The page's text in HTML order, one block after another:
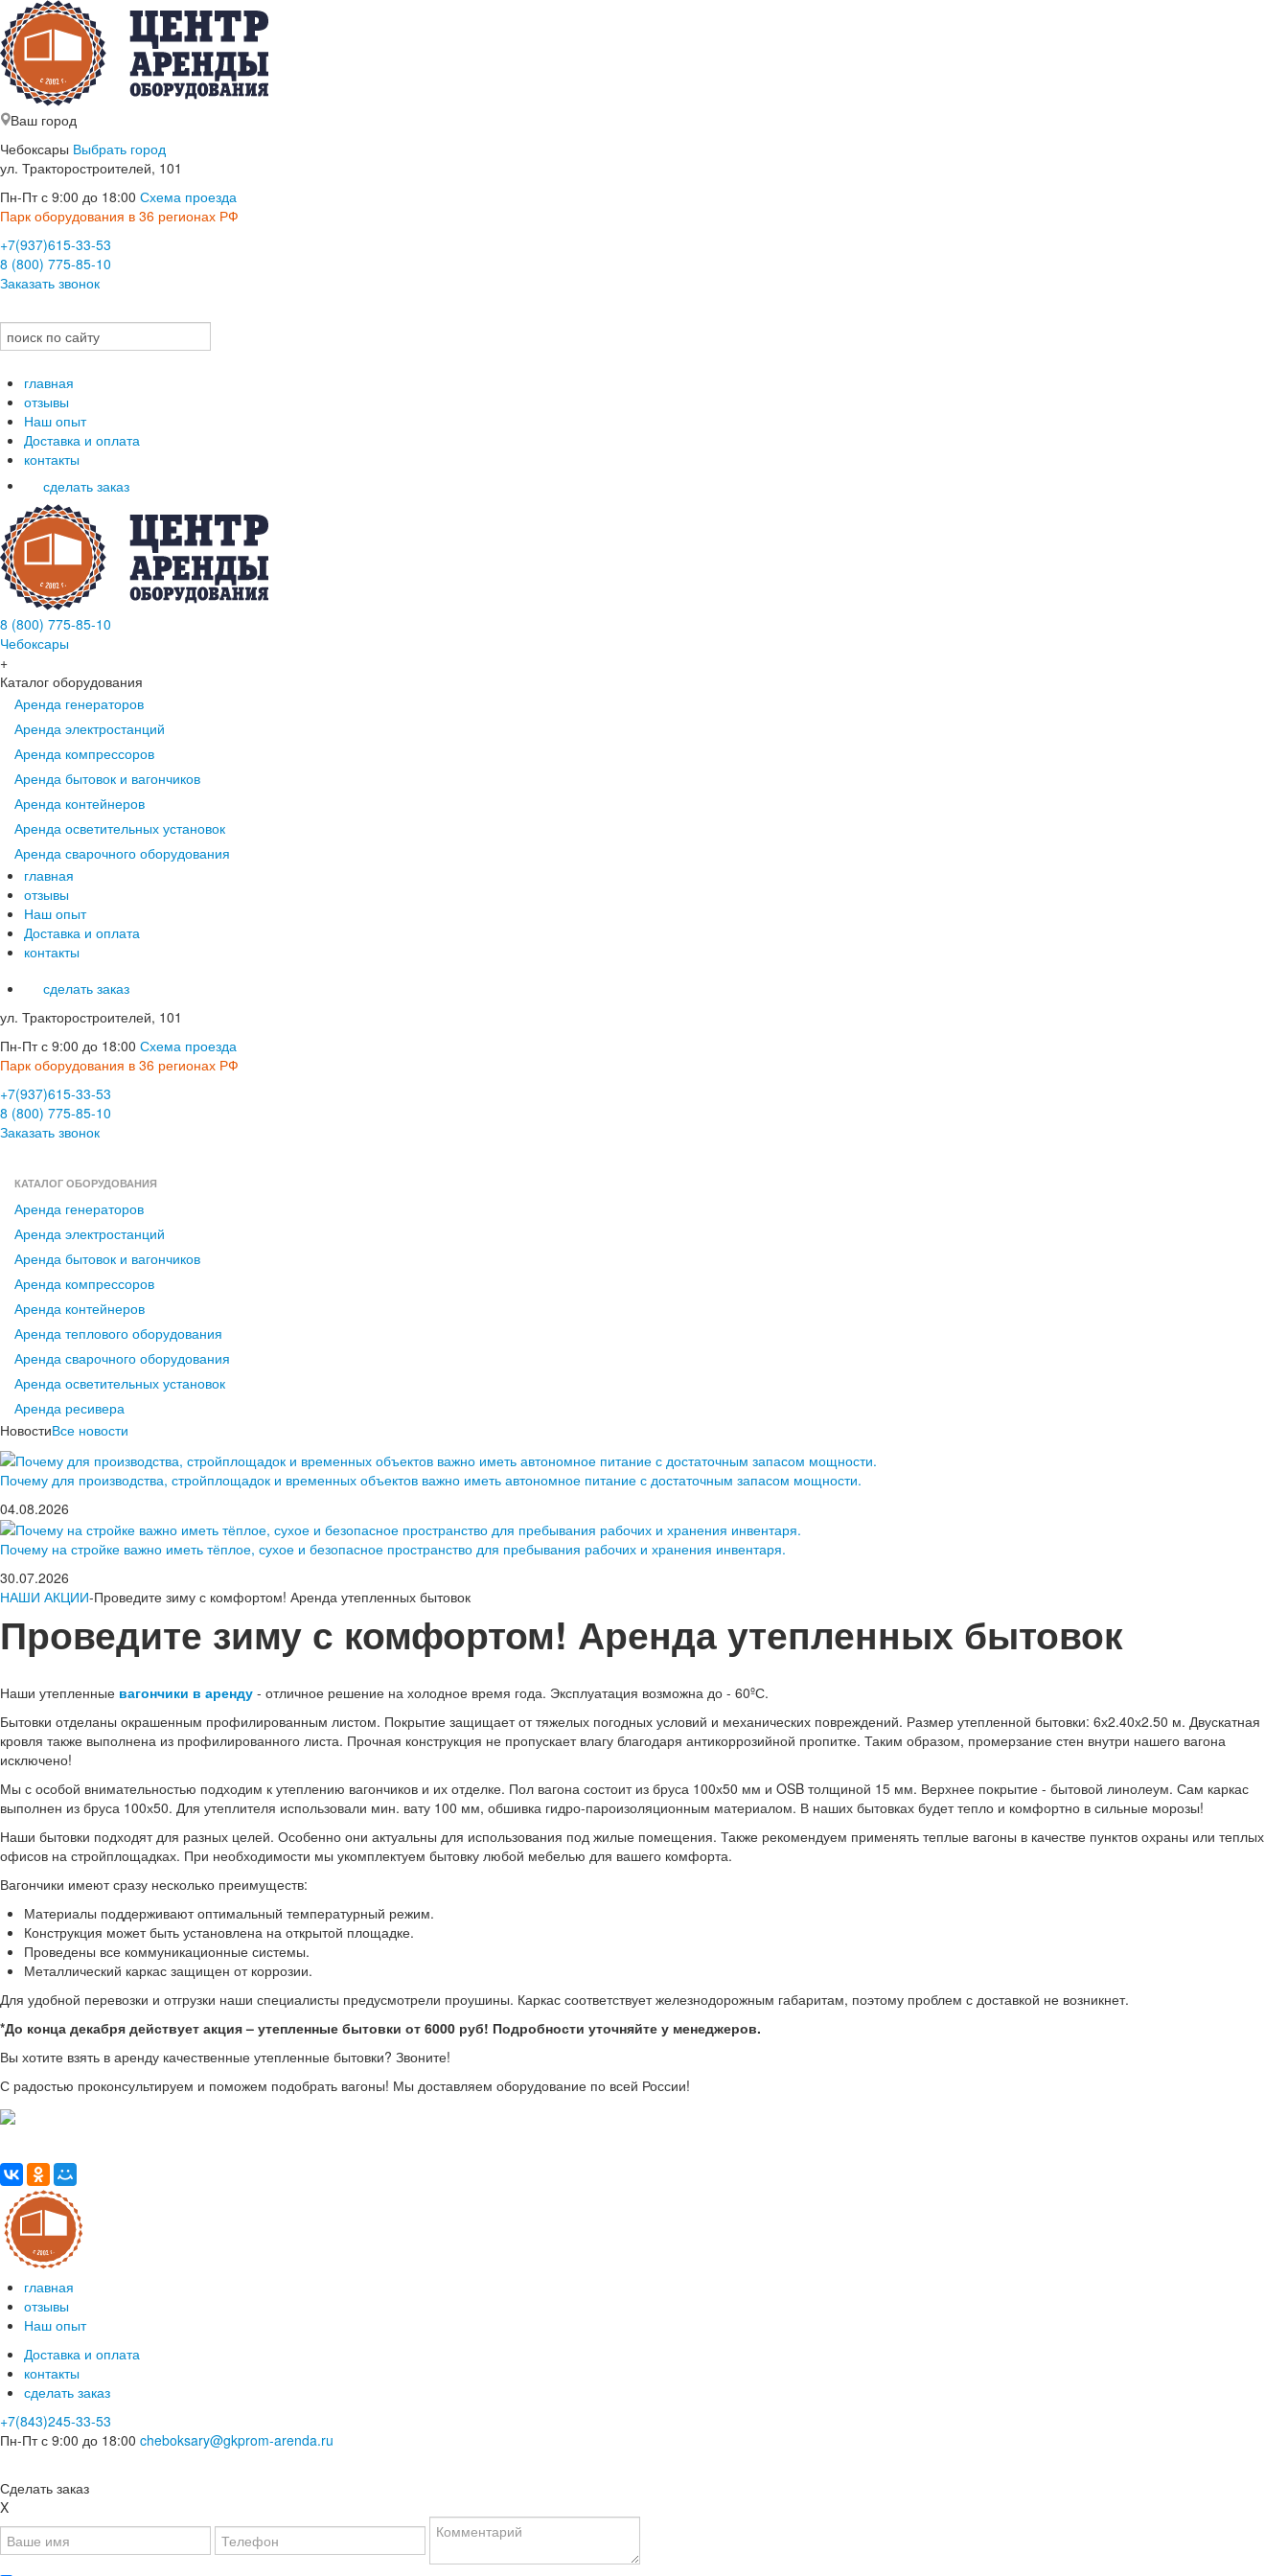
Ваш город
Чебоксары Выбрать город
ул. Тракторостроителей, 101
Пн-Пт с 9:00 до 18:00 Схема проезда
Парк оборудования в 36 регионах РФ
+7(937)615-33-53
8 (800) 775-85-10
Заказать звонок
главная
отзывы
Наш опыт
Доставка и оплата
контакты
сделать заказ
8 (800) 775-85-10
Чебоксары
+
Каталог оборудования
Аренда генераторов
Аренда электростанций
Аренда компрессоров
Аренда бытовок и вагончиков
Аренда контейнеров
Аренда осветительных установок
Аренда сварочного оборудования
главная
отзывы
Наш опыт
Доставка и оплата
контакты
сделать заказ
ул. Тракторостроителей, 101
Пн-Пт с 9:00 до 18:00 Схема проезда
Парк оборудования в 36 регионах РФ
+7(937)615-33-53
8 (800) 775-85-10
Заказать звонок
КАТАЛОГ ОБОРУДОВАНИЯ
Аренда генераторов
Аренда электростанций
Аренда бытовок и вагончиков
Аренда компрессоров
Аренда контейнеров
Аренда теплового оборудования
Аренда сварочного оборудования
Аренда осветительных установок
Аренда ресивера
НовостиВсе новости
Почему для производства, стройплощадок и временных объектов важно иметь автономное питание с достаточным запасом мощности.
04.08.2026
Почему на стройке важно иметь тёплое, сухое и безопасное пространство для пребывания рабочих и хранения инвентаря.
30.07.2026
НАШИ АКЦИИ-Проведите зиму с комфортом! Аренда утепленных бытовок
Проведите зиму с комфортом! Аренда утепленных бытовок
Наши утепленные вагончики в аренду - отличное решение на холодное время года. Эксплуатация возможна до - 60ºС.
Бытовки отделаны окрашенным профилированным листом. Покрытие защищает от тяжелых погодных условий и механических повреждений. Размер утепленной бытовки: 6х2.40х2.50 м. Двускатная
кровля также выполнена из профилированного листа. Прочная конструкция не пропускает влагу благодаря антикоррозийной пропитке. Таким образом, промерзание стен внутри нашего вагона
исключено!
Мы с особой внимательностью подходим к утеплению вагончиков и их отделке. Пол вагона состоит из бруса 100х50 мм и OSB толщиной 15 мм. Верхнее покрытие - бытовой линолеум. Сам каркас
выполнен из бруса 100х50. Для утеплителя использовали мин. вату 100 мм, обшивка гидро-пароизоляционным материалом. В наших бытовках будет тепло и комфортно в сильные морозы!
Наши бытовки подходят для разных целей. Особенно они актуальны для использования под жилые помещения. Также рекомендуем применять теплые вагоны в качестве пунктов охраны или теплых
офисов на стройплощадках. При необходимости мы укомплектуем бытовку любой мебелью для вашего комфорта.
Вагончики имеют сразу несколько преимуществ:
Материалы поддерживают оптимальный температурный режим.
Конструкция может быть установлена на открытой площадке.
Проведены все коммуникационные системы.
Металлический каркас защищен от коррозии.
Для удобной перевозки и отгрузки наши специалисты предусмотрели проушины. Каркас соответствует железнодорожным габаритам, поэтому проблем с доставкой не возникнет.
*До конца декабря действует акция – утепленные бытовки от 6000 руб! Подробности уточняйте у менеджеров.
Вы хотите взять в аренду качественные утепленные бытовки? Звоните!
С радостью проконсультируем и поможем подобрать вагоны! Мы доставляем оборудование по всей России!
главная
отзывы
Наш опыт
Доставка и оплата
контакты
сделать заказ
+7(843)245-33-53
Пн-Пт с 9:00 до 18:00 cheboksary@gkprom-arenda.ru
Сделать заказ
X